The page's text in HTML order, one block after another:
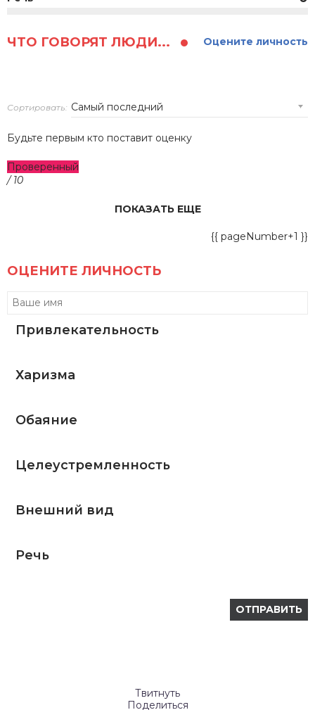
ЧТО ГОВОРЯТ ЛЮДИ... Оцените личность
Сортировать:
Будьте первым кто поставит оценку
Проверенный
/ 10
ПОКАЗАТЬ ЕЩЕ
{{ pageNumber+1 }}
ОЦЕНИТЕ ЛИЧНОСТЬ
Привлекательность
Харизма
Обаяние
Целеустремленность
Внешний вид
Речь
Твитнуть
Поделиться